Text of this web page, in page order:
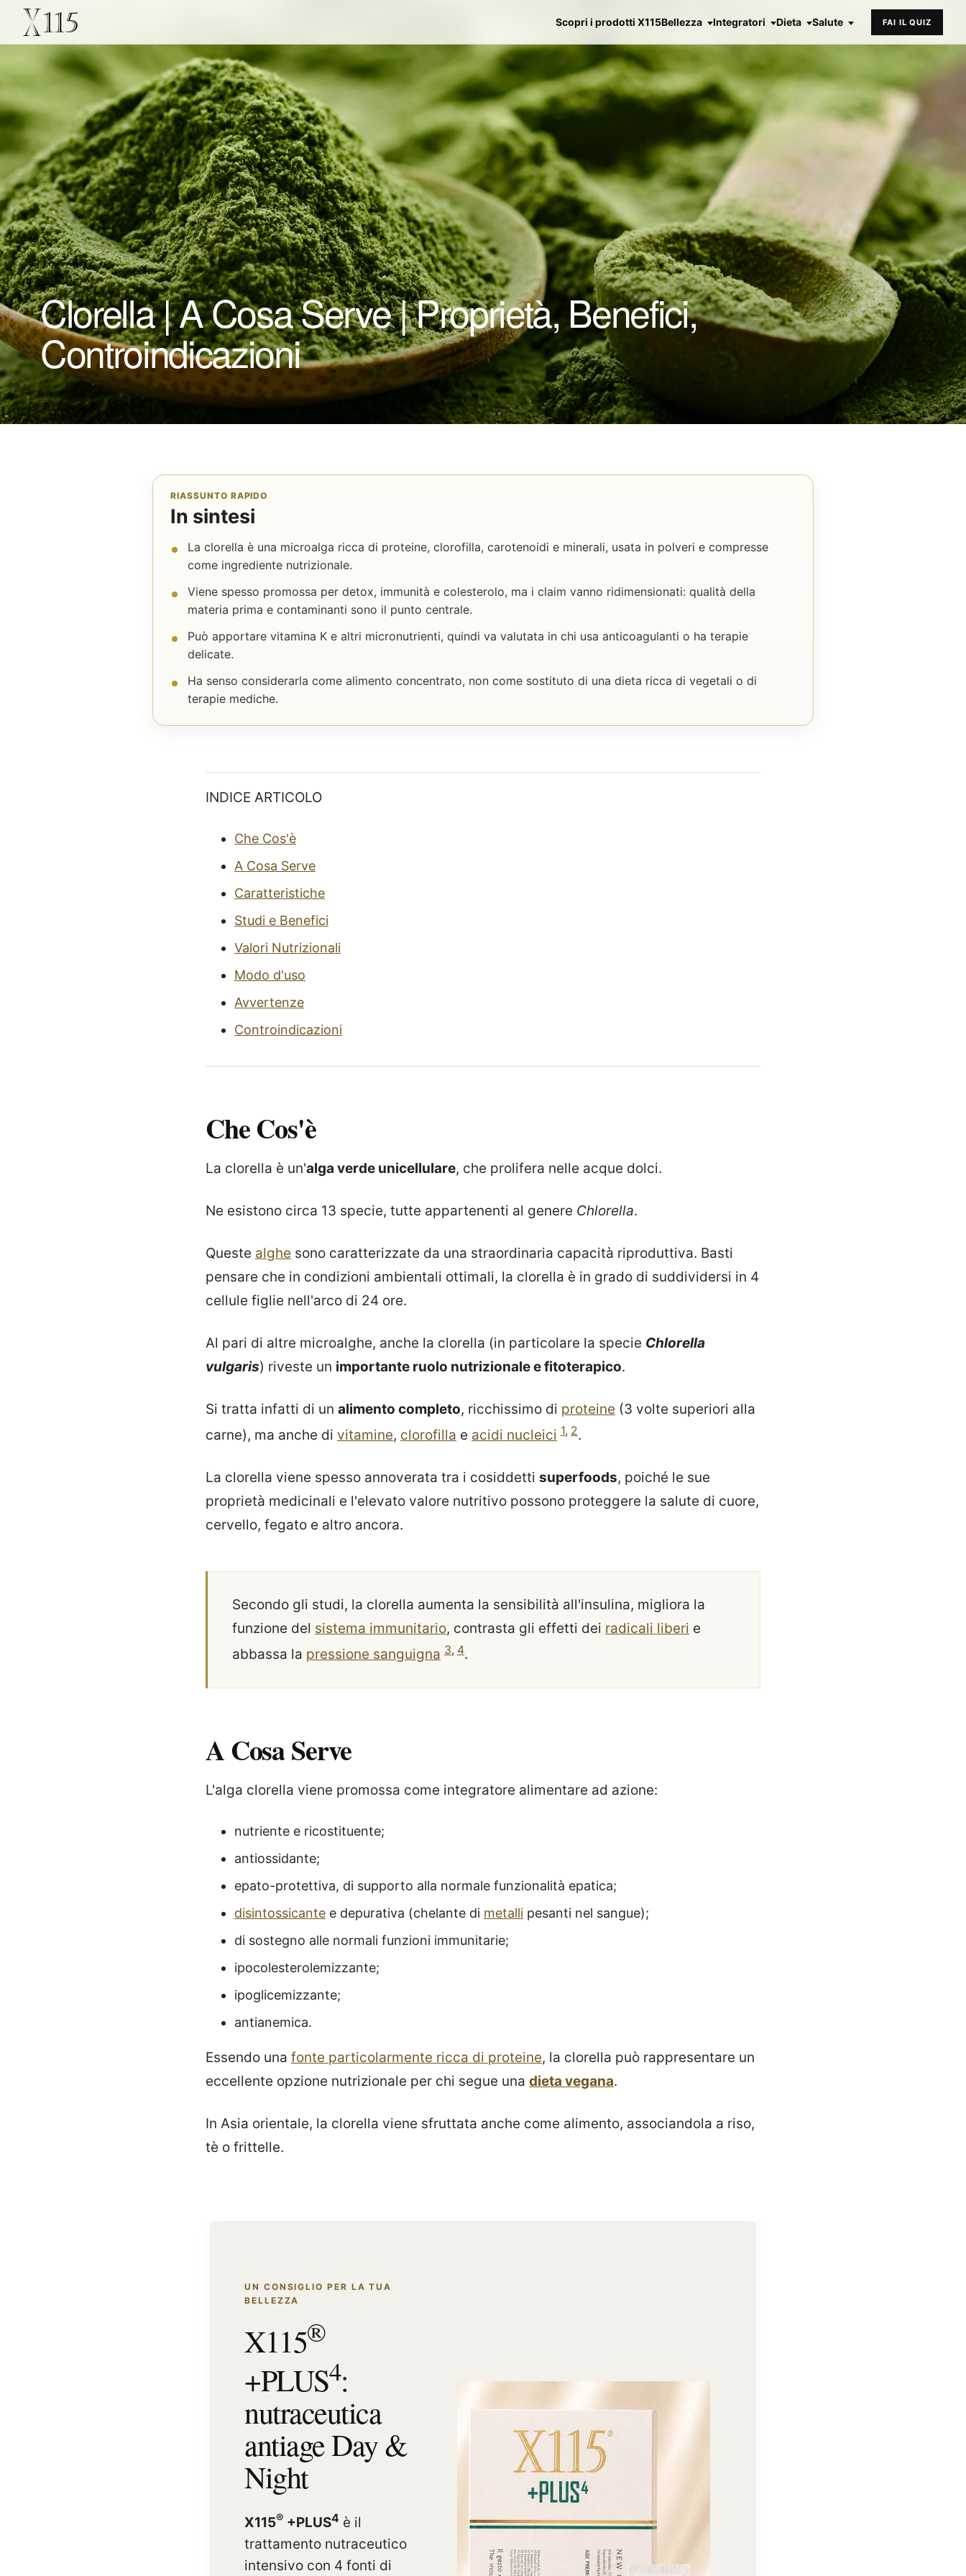
Scopri i prodotti X115Bellezza Integratori Dieta Salute FAI IL QUIZ
Clorella | A Cosa Serve | Proprietà, Benefici,
Controindicazioni
RIASSUNTO RAPIDO
In sintesi
La clorella è una microalga ricca di proteine, clorofilla, carotenoidi e minerali, usata in polveri e compresse
come ingrediente nutrizionale.
Viene spesso promossa per detox, immunità e colesterolo, ma i claim vanno ridimensionati: qualità della
materia prima e contaminanti sono il punto centrale.
Può apportare vitamina K e altri micronutrienti, quindi va valutata in chi usa anticoagulanti o ha terapie
delicate.
Ha senso considerarla come alimento concentrato, non come sostituto di una dieta ricca di vegetali o di
terapie mediche.
INDICE ARTICOLO
Che Cos'è
A Cosa Serve
Caratteristiche
Studi e Benefici
Valori Nutrizionali
Modo d'uso
Avvertenze
Controindicazioni
Che Cos'è
La clorella è un'alga verde unicellulare, che prolifera nelle acque dolci.
Ne esistono circa 13 specie, tutte appartenenti al genere Chlorella.
Queste alghe sono caratterizzate da una straordinaria capacità riproduttiva. Basti
pensare che in condizioni ambientali ottimali, la clorella è in grado di suddividersi in 4
cellule figlie nell'arco di 24 ore.
Al pari di altre microalghe, anche la clorella (in particolare la specie Chlorella
vulgaris) riveste un importante ruolo nutrizionale e fitoterapico.
Si tratta infatti di un alimento completo, ricchissimo di proteine (3 volte superiori alla
carne), ma anche di vitamine, clorofilla e acidi nucleici 1, 2.
La clorella viene spesso annoverata tra i cosiddetti superfoods, poiché le sue
proprietà medicinali e l'elevato valore nutritivo possono proteggere la salute di cuore,
cervello, fegato e altro ancora.
Secondo gli studi, la clorella aumenta la sensibilità all'insulina, migliora la
funzione del sistema immunitario, contrasta gli effetti dei radicali liberi e
abbassa la pressione sanguigna 3, 4.
A Cosa Serve
L'alga clorella viene promossa come integratore alimentare ad azione:
nutriente e ricostituente;
antiossidante;
epato-protettiva, di supporto alla normale funzionalità epatica;
disintossicante e depurativa (chelante di metalli pesanti nel sangue);
di sostegno alle normali funzioni immunitarie;
ipocolesterolemizzante;
ipoglicemizzante;
antianemica.
Essendo una fonte particolarmente ricca di proteine, la clorella può rappresentare un
eccellente opzione nutrizionale per chi segue una dieta vegana.
In Asia orientale, la clorella viene sfruttata anche come alimento, associandola a riso,
tè o frittelle.
UN CONSIGLIO PER LA TUA
BELLEZZA
X115®
+PLUS4:
nutraceutica
antiage Day &
Night
X115® +PLUS4 è il
trattamento nutraceutico
intensivo con 4 fonti di